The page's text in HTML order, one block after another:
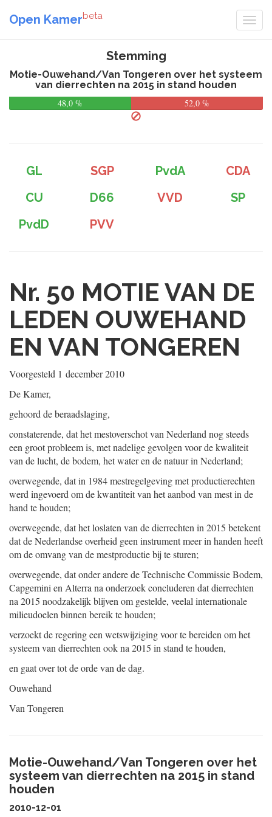
Open Kamerbeta
Stemming
Motie-Ouwehand/Van Tongeren over het systeem
van dierrechten na 2015 in stand houden
48,0 %
52,0 %
GL SGP PvdA
CDA
CU
D66 VVD
SP
PvdD
PVV
Nr. 50 MOTIE VAN DE
LEDEN OUWEHAND
EN VAN TONGEREN
Voorgesteld 1 december 2010
De Kamer,
gehoord de beraadslaging,
constaterende, dat het mestoverschot van Nederland nog steeds
een groot probleem is, met nadelige gevolgen voor de kwaliteit
van de lucht, de bodem, het water en de natuur in Nederland;
overwegende, dat in 1984 mestregelgeving met productierechten
werd ingevoerd om de kwantiteit van het aanbod van mest in de
hand te houden;
overwegende, dat het loslaten van de dierrechten in 2015 betekent
dat de Nederlandse overheid geen instrument meer in handen heeft
om de omvang van de mestproductie bij te sturen;
overwegende, dat onder andere de Technische Commissie Bodem,
Capgemini en Alterra na onderzoek concluderen dat dierrechten
na 2015 noodzakelijk blijven om gestelde, veelal internationale
milieudoelen binnen bereik te houden;
verzoekt de regering een wetswijziging voor te bereiden om het
systeem van dierrechten ook na 2015 in stand te houden,
en gaat over tot de orde van de dag.
Ouwehand
Van Tongeren
Motie-Ouwehand/Van Tongeren over het
systeem van dierrechten na 2015 in stand
houden
2010-12-01